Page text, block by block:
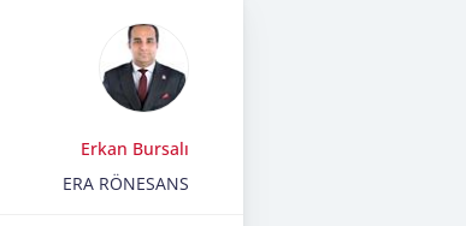
Erkan Bursalı
ERA RÖNESANS